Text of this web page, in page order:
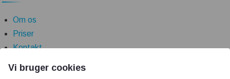
Om os
Priser
Kontakt
Vi bruger cookies